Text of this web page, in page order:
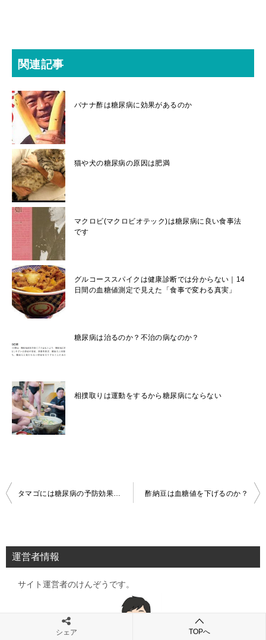
関連記事
バナナ酢は糖尿病に効果があるのか
猫や犬の糖尿病の原因は肥満
マクロビ(マクロビオテック)は糖尿病に良い食事法
です
グルコーススパイクは健康診断では分からない｜14
日間の血糖値測定で見えた「食事で変わる真実」
糖尿病は治るのか？不治の病なのか？
相撲取りは運動をするから糖尿病にならない
投
ビ
ゲ
酢納豆は血糖値を下げるのか？
運営者情報
サイト運営者のけんぞうです。
シェア TOPへ